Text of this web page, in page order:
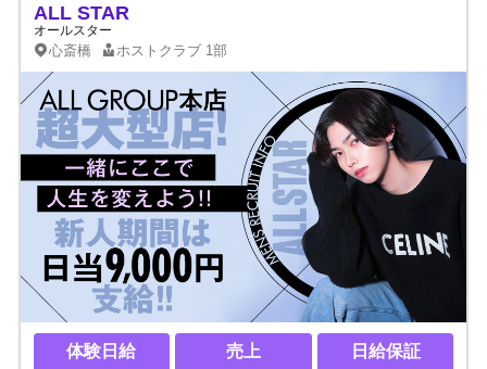
ALL STAR
オールスター
心斎橋 ホストクラブ 1部
体験日給 売上 日給保証